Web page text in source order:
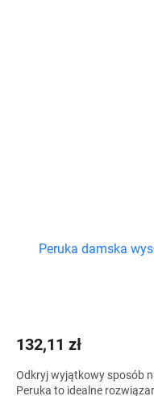
Peruka damska
132,11 zł
Odkryj wyjątkowy sposób
Peruka to idealne